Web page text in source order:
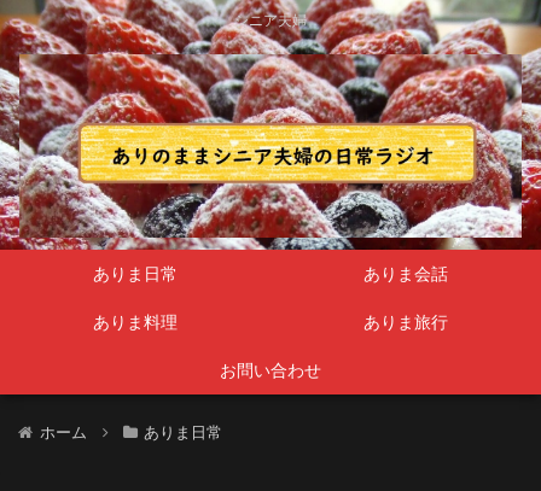
シニア夫婦
ありま日常 ありま会話
ありま料理 ありま旅行
お問い合わせ
ホーム ありま日常